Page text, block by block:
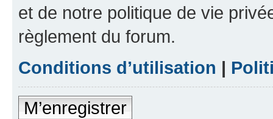
et de notre politique de vie
règlement du forum.
Conditions d’utilisation |
M’enregistrer